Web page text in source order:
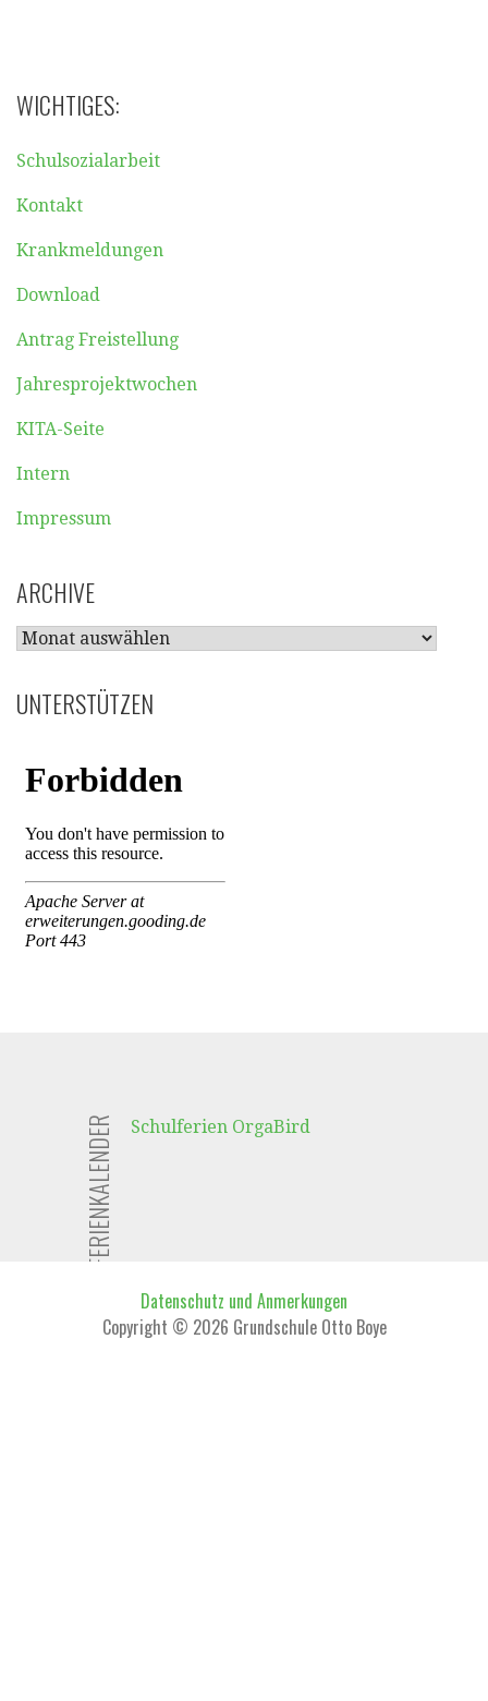
WICHTIGES:
Schulsozialarbeit
Kontakt
Krankmeldungen
Download
Antrag Freistellung
Jahresprojektwochen
KITA-Seite
Intern
Impressum
ARCHIVE
ARCHIVE
UNTERSTÜTZEN
FERIENKALENDER Schulferien OrgaBird
Datenschutz und Anmerkungen
Copyright © 2026 Grundschule Otto Boye